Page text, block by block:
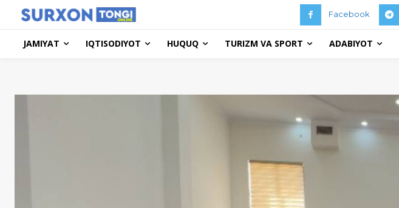
Facebook
JAMIYAT IQTISODIYOT HUQUQ TURIZM VA SPORT ADABIYOT